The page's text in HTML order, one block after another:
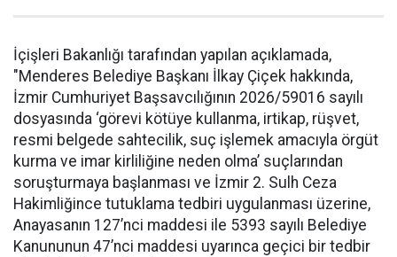
İçişleri Bakanlığı tarafından yapılan açıklamada,
"Menderes Belediye Başkanı İlkay Çiçek hakkında,
İzmir Cumhuriyet Başsavcılığının 2026/59016 sayılı
dosyasında ‘görevi kötüye kullanma, irtikap, rüşvet,
resmi belgede sahtecilik, suç işlemek amacıyla örgüt
kurma ve imar kirliliğine neden olma’ suçlarından
soruşturmaya başlanması ve İzmir 2. Sulh Ceza
Hakimliğince tutuklama tedbiri uygulanması üzerine,
Anayasanın 127’nci maddesi ile 5393 sayılı Belediye
Kanununun 47’nci maddesi uyarınca geçici bir tedbir